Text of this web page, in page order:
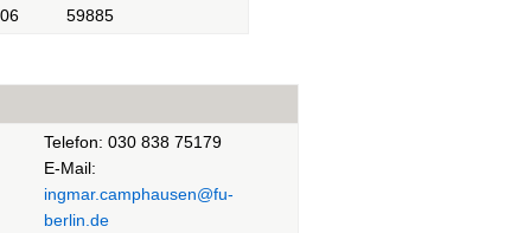
59885
Telefon: 030 838 75179
E-Mail:
ingmar.camphausen@fu-
berlin.de